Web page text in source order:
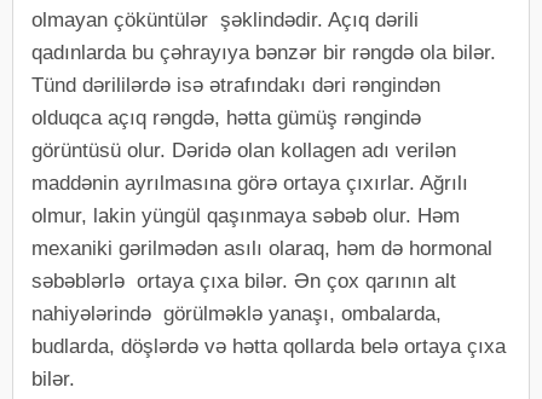
olmayan çöküntülər şəklindədir. Açıq dərili
qadınlarda bu çəhrayıya bənzər bir rəngdə ola bilər.
Tünd dərililərdə isə ətrafındakı dəri rəngindən
olduqca açıq rəngdə, hətta gümüş rəngində
görüntüsü olur. Dəridə olan kollagen adı verilən
maddənin ayrılmasına görə ortaya çıxırlar. Ağrılı
olmur, lakin yüngül qaşınmaya səbəb olur. Həm
mexaniki gərilmədən asılı olaraq, həm də hormonal
səbəblərlə ortaya çıxa bilər. Ən çox qarının alt
nahiyələrində görülməklə yanaşı, ombalarda,
budlarda, döşlərdə və hətta qollarda belə ortaya çıxa
bilər.